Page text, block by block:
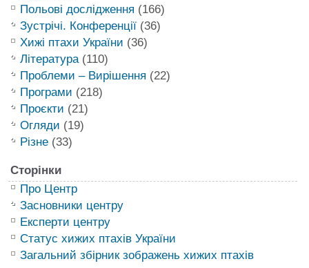
Польові дослідження (166)
Зустрічі. Конференції(36)
Хижі птахи України (36)
Література(110)
Проблеми – Вирішення (22)
Програми (218)
Проєкти (21)
Огляди (19)
Різне(33)
Сторінки
Про Центр
Засновники центру
Експерти центру
Статус хижих птахів України
Загальний збірник зображень хижих птахів